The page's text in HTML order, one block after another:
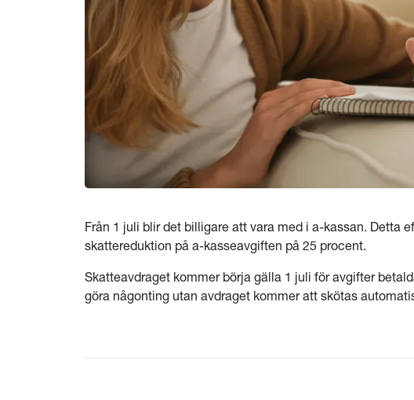
Från 1 juli blir det billigare att vara med i a-kassan. Detta
skattereduktion på a-kasseavgiften på 25 procent.
Skatteavdraget kommer börja gälla 1 juli för avgifter
göra någonting utan avdraget kommer att skötas